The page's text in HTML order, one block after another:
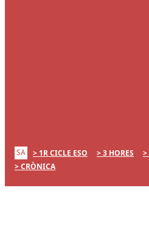
SA 1R CICLE ESO 3 HORES
CRÒNICA